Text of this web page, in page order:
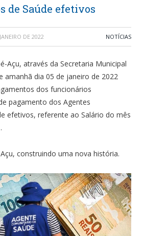
de Saúde efetivos
DE 2022 NOTÍCIAS
Açu, através da Secretaria Municipal
amanhã dia 05 de janeiro de 2022
dos funcionários
pagamento dos Agentes
efetivos, referente ao Salário do mês
construindo uma nova história.